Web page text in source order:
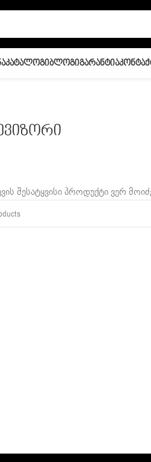
ᲙატალოგიᲑლოგიᲒარანტია
შესატყვისი პროდუქტი ვერ